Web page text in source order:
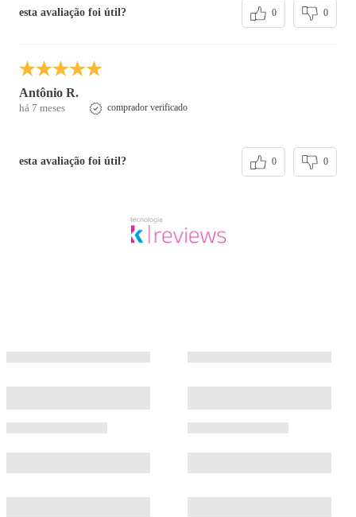
esta avaliação foi útil? 0 0
Antônio R.
há 7 meses comprador verificado
esta avaliação foi útil? 0 0